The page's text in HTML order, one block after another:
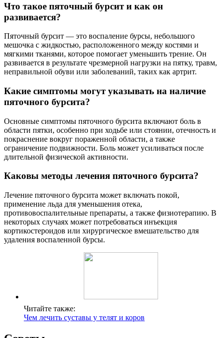
Что такое пяточный бурсит и как он
развивается?
Пяточный бурсит — это воспаление бурсы, небольшого
мешочка с жидкостью, расположенного между костями и
мягкими тканями, которое помогает уменьшить трение. Он
развивается в результате чрезмерной нагрузки на пятку, травм,
неправильной обуви или заболеваний, таких как артрит.
Какие симптомы могут указывать на наличие
пяточного бурсита?
Основные симптомы пяточного бурсита включают боль в
области пятки, особенно при ходьбе или стоянии, отечность и
покраснение вокруг пораженной области, а также
ограничение подвижности. Боль может усиливаться после
длительной физической активности.
Каковы методы лечения пяточного бурсита?
Лечение пяточного бурсита может включать покой,
применение льда для уменьшения отека,
противовоспалительные препараты, а также физиотерапию. В
некоторых случаях может потребоваться инъекция
кортикостероидов или хирургическое вмешательство для
удаления воспаленной бурсы.
Читайте также:
Чем лечить суставы у телят и коров